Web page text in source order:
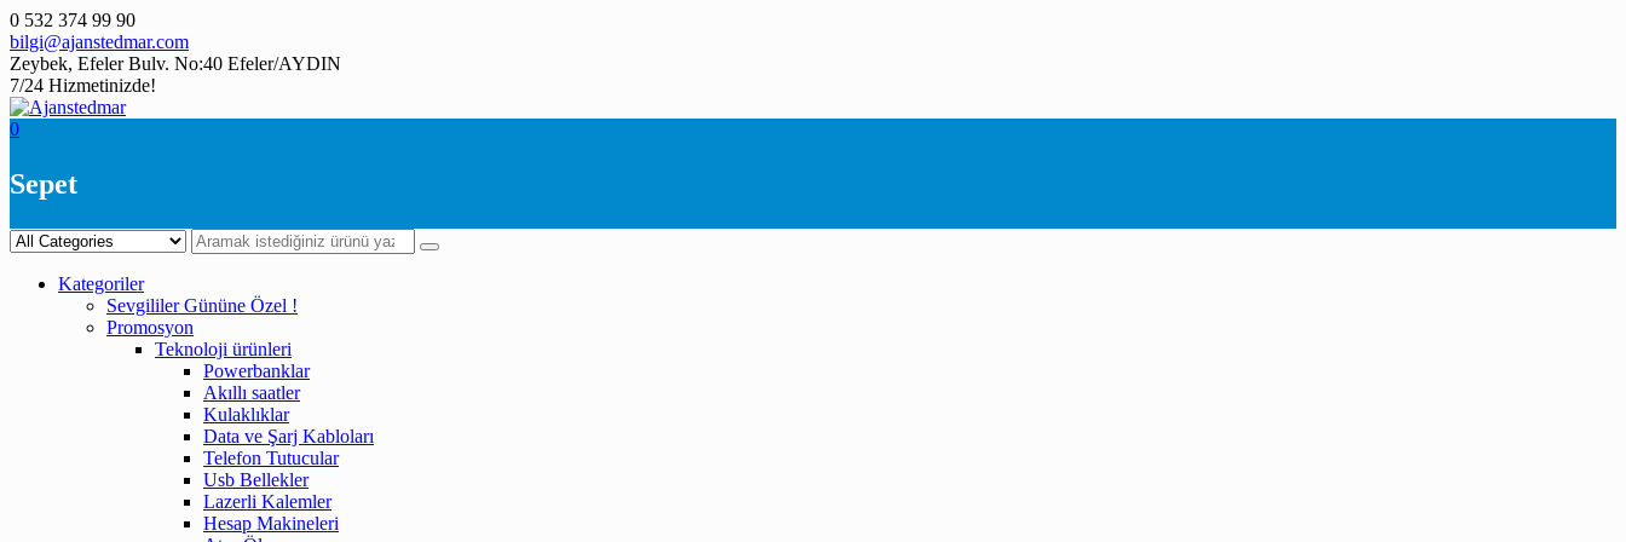
Skip
to
content
0 532 374 99 90
bilgi@ajanstedmar.com
Zeybek, Efeler Bulv. No:40 Efeler/AYDIN
7/24 Hizmetinizde!
0
Sepet
Kategoriler
Sevgililer Gününe Özel !
Promosyon
Teknoloji ürünleri
Powerbanklar
Akıllı saatler
Kulaklıklar
Data ve Şarj Kabloları
Telefon Tutucular
Usb Bellekler
Lazerli Kalemler
Hesap Makineleri